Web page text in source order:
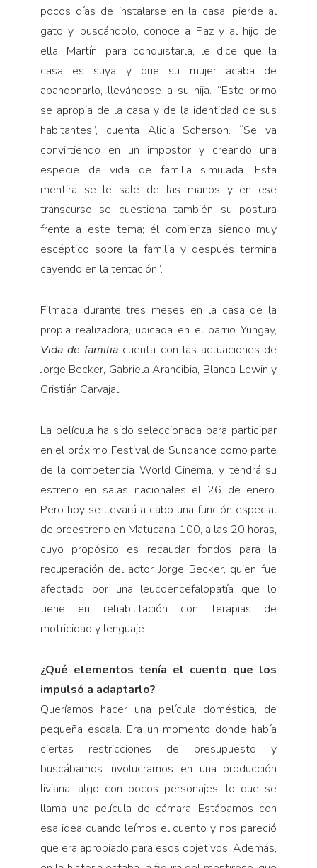
pocos días de instalarse en la casa, pierde al
gato y, buscándolo, conoce a Paz y al hijo de
ella. Martín, para conquistarla, le dice que la
casa es suya y que su mujer acaba de
abandonarlo, llevándose a su hija. “Este primo
se apropia de la casa y de la identidad de sus
habitantes”, cuenta Alicia Scherson. “Se va
convirtiendo en un impostor y creando una
especie de vida de familia simulada. Esta
mentira se le sale de las manos y en ese
transcurso se cuestiona también su postura
frente a este tema; él comienza siendo muy
escéptico sobre la familia y después termina
cayendo en la tentación”.
Filmada durante tres meses en la casa de la
propia realizadora, ubicada en el barrio Yungay,
Vida de familia cuenta con las actuaciones de
Jorge Becker, Gabriela Arancibia, Blanca Lewin y
Cristián Carvajal.
La película ha sido seleccionada para participar
en el próximo Festival de Sundance como parte
de la competencia World Cinema, y tendrá su
estreno en salas nacionales el 26 de enero.
Pero hoy se llevará a cabo una función especial
de preestreno en Matucana 100, a las 20 horas,
cuyo propósito es recaudar fondos para la
recuperación del actor Jorge Becker, quien fue
afectado por una leucoencefalopatía que lo
tiene en rehabilitación con terapias de
motricidad y lenguaje.
¿Qué elementos tenía el cuento que los
impulsó a adaptarlo?
Queríamos hacer una película doméstica, de
pequeña escala. Era un momento donde había
ciertas restricciones de presupuesto y
buscábamos involucrarnos en una producción
liviana, algo con pocos personajes, lo que se
llama una película de cámara. Estábamos con
esa idea cuando leímos el cuento y nos pareció
que era apropiado para esos objetivos. Además,